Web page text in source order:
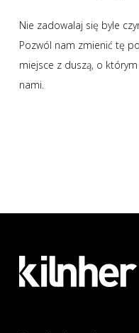
Nie zadowalaj się byle
Pozwól nam zmienić tę
miejsce z duszą, o
nami.